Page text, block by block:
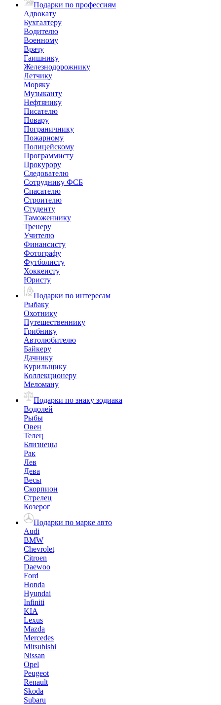
Подарки по профессиям
Адвокату
Бухгалтеру
Водителю
Военному
Врачу
Гаишнику
Железнодорожнику
Летчику
Моряку
Музыканту
Нефтянику
Писателю
Повару
Пограничнику
Пожарному
Полицейскому
Программисту
Прокурору
Следователю
Сотруднику ФСБ
Спасателю
Строителю
Студенту
Таможеннику
Тренеру
Учителю
Финансисту
Фотографу
Футболисту
Хоккеисту
Юристу
Подарки по интересам
Рыбаку
Охотнику
Путешественнику
Грибнику
Автолюбителю
Байкеру
Дачнику
Курильщику
Коллекционеру
Меломану
Подарки по знаку зодиака
Водолей
Рыбы
Овен
Телец
Близнецы
Рак
Лев
Дева
Весы
Скорпион
Стрелец
Козерог
Подарки по марке авто
Audi
BMW
Chevrolet
Citroen
Daewoo
Ford
Honda
Hyundai
Infiniti
KIA
Lexus
Mazda
Mercedes
Mitsubishi
Nissan
Opel
Peugeot
Renault
Skoda
Subaru